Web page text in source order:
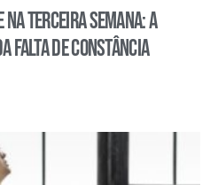
na terceira semana: a
falta de constância